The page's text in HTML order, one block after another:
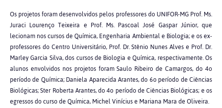
Os projetos foram desenvolvidos pelos professores do UNIFOR-MG Prof. Ms.
Juraci Lourenço Teixeira e Prof. Ms. Pascoal José Gaspar Júnior, que
lecionam nos cursos de Química, Engenharia Ambiental e Biologia; e os ex-
professores do Centro Universitário, Prof. Dr. Stênio Nunes Alves e Prof. Dr.
Marley Garcia Silva, dos cursos de Biologia e Química, respectivamente. Os
alunos envolvidos nos projetos foram Saulo Ribeiro de Camargos, do 4o
período de Química; Daniela Aparecida Arantes, do 6o período de Ciências
Biológicas; Ster Roberta Arantes, do 4o período de Ciências Biológicas; e os
egressos do curso de Química, Michel Vinícius e Mariana Mara de Oliveira.